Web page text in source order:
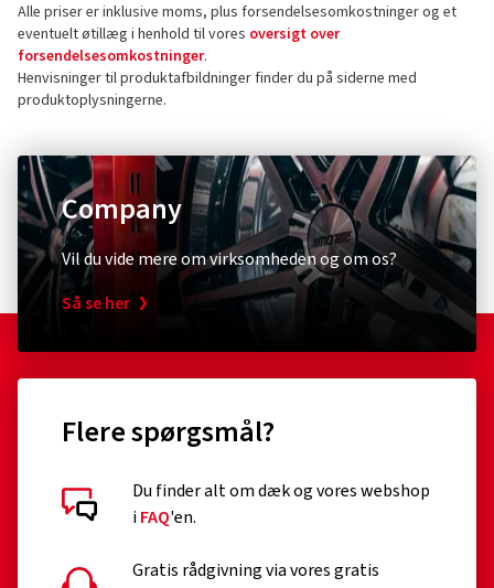
Alle priser er inklusive moms, plus forsendelsesomkostninger og et
eventuelt øtillæg i henhold til vores oversigt over
forsendelsesomkostninger.
Henvisninger til produktafbildninger finder du på siderne med
produktoplysningerne.
Company
Vil du vide mere om virksomheden og om os?
Så se her
Flere spørgsmål?
Du finder alt om dæk og vores webshop
iFAQ'en.
Gratis rådgivning via vores gratis